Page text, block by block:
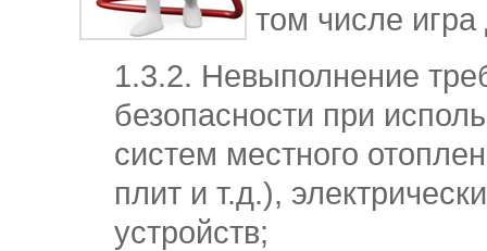
том числе
1.3.2. Невыполнение
безопасности при
систем местного
плит и т.д.),
устройств;